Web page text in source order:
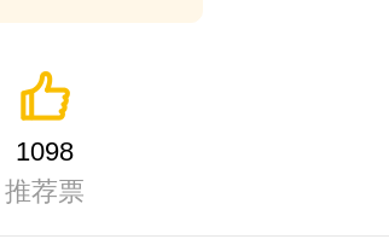
1098
推荐票